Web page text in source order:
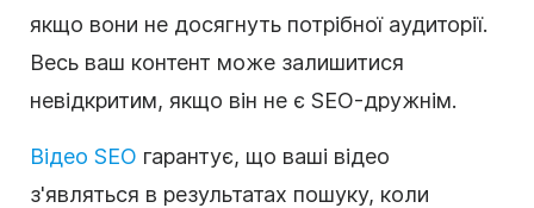
якщо вони не досягнуть потрібної аудиторії.
Весь ваш контент може залишитися
невідкритим, якщо він не є SEO-дружнім.
Відео SEO гарантує, що ваші відео
з'являться в результатах пошуку, коли